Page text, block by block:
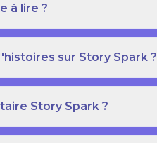
à lire ?
sur Story Spark ?
Story Spark ?